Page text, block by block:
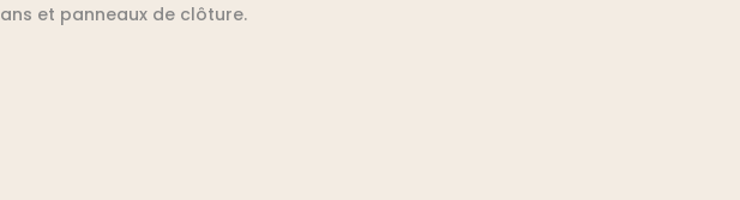
et panneaux de clôture.